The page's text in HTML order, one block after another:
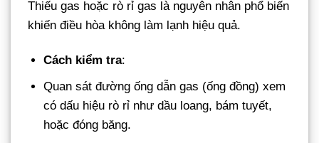
Thiếu gas hoặc rò rỉ gas là nguyên nhân phổ biến
khiến điều hòa không làm lạnh hiệu quả.
Cách kiểm tra:
Quan sát đường ống dẫn gas (ống đồng) xem
có dấu hiệu rò rỉ như dầu loang, bám tuyết,
hoặc đóng băng.